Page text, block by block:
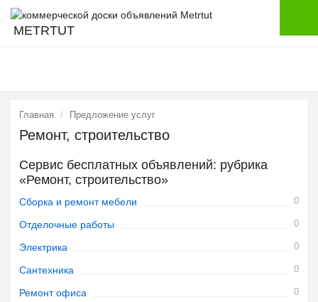
METRTUT
Главная Предложение услуг
Ремонт, строительство
Сервис бесплатных объявлений: рубрика
«Ремонт, строительство»
Сборка и ремонт мебели 0
Отделочные работы 0
Электрика 0
Сантехника 0
Ремонт офиса 0